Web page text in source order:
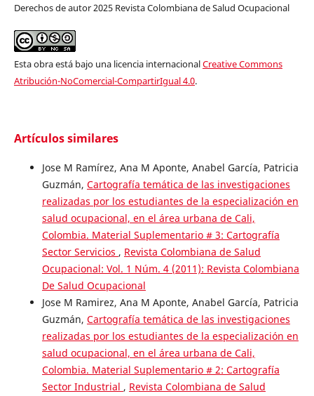
Derechos de autor 2025 Revista Colombiana de Salud Ocupacional
Esta obra está bajo una licencia internacionalCreative Commons
Atribución-NoComercial-CompartirIgual 4.0.
Artículos similares
Jose M Ramírez, Ana M Aponte, Anabel García, Patricia
Guzmán, Cartografía temática de las investigaciones
realizadas por los estudiantes de la especialización en
salud ocupacional, en el área urbana de Cali,
Colombia. Material Suplementario # 3: Cartografía
Sector Servicios , Revista Colombiana de Salud
Ocupacional: Vol. 1 Núm. 4 (2011): Revista Colombiana
De Salud Ocupacional
Jose M Ramirez, Ana M Aponte, Anabel García, Patricia
Guzmán, Cartografía temática de las investigaciones
realizadas por los estudiantes de la especialización en
salud ocupacional, en el área urbana de Cali,
Colombia. Material Suplementario # 2: Cartografía
Sector Industrial , Revista Colombiana de Salud